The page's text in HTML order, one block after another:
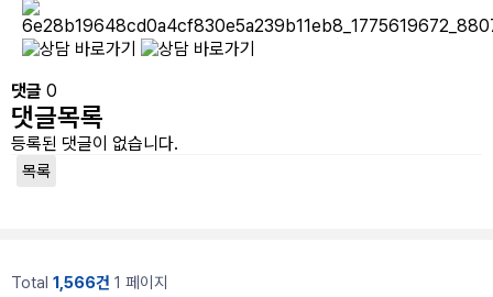
필자닷컴 이벤트
필리핀 조기유학
댓글 0
댓글목록
등록된 댓글이 없습니다.
목록
Total 1,566건 1 페이지